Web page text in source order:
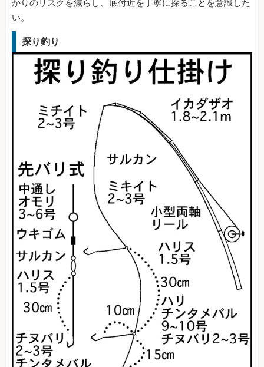
かりのリスクを減らし、底付近を丁寧に探ることを意識した
い。
探り釣り